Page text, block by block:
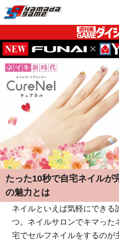
たった10秒で自宅ネイルが
の魅力とは
ネイルといえば気軽にできる
つ。ネイルサロンでキマった
宅でセルフネイルをするのが